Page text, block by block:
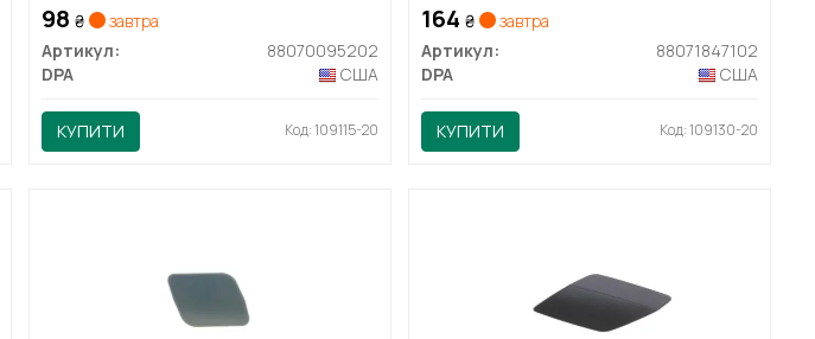
98₴
завтра
Артикул:
88070095202
DPA
США
КУПИТИ Код: 109115-20
164₴
завтра
Артикул:
88071847102
DPA
США
КУПИТИ Код: 109130-20